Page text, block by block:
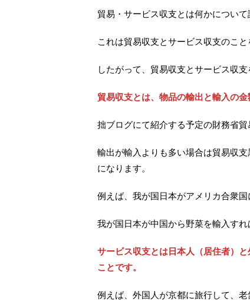
貿易・サービス収支とは何かについて
これは貿易収支とサービス収支のこ
したがって、貿易収支とサービス収支
貿易収支とは、物品の輸出と輸入の金
拙ブログにて紹介する予定の財務省貿
輸出が輸入よりも多い場合は貿易収
になります。
例えば、我が国日本がアメリカ合衆
我が国日本が中国から野菜を輸入す
サービス収支とは日本人（居住者）
ことです。
例えば、外国人が京都に旅行して、